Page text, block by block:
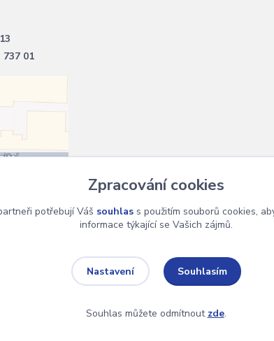
01
Zpracování cookies
potřebují Váš souhlass použitím souborů cookies,
informace týkající se Vašich zájmů.
Nastavení Souhlasím
Souhlas můžete odmítnout zde.